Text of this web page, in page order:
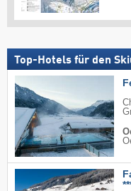
Top-Hotels für den